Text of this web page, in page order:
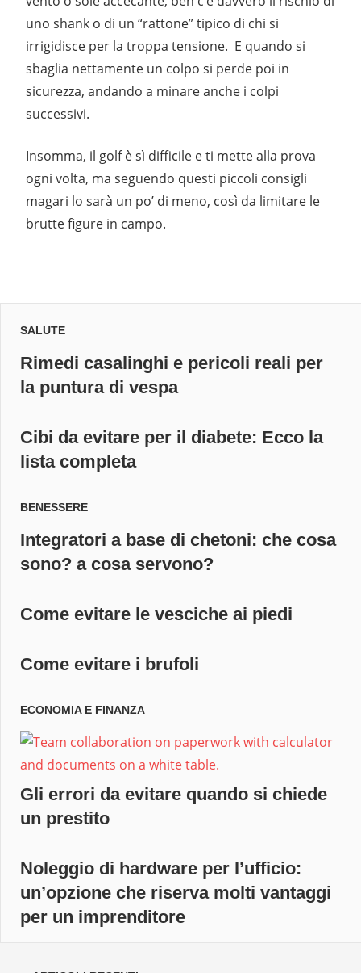
uno shank o di un “rattone” tipico di chi si
irrigidisce per la troppa tensione. E quando si
sbaglia nettamente un colpo si perde poi in
sicurezza, andando a minare anche i colpi
successivi.
Insomma, il golf è sì difficile e ti mette alla prova
ogni volta, ma seguendo questi piccoli consigli
magari lo sarà un po’ di meno, così da limitare le
brutte figure in campo.
SALUTE
Rimedi casalinghi e pericoli reali per
la puntura di vespa
Cibi da evitare per il diabete: Ecco la
lista completa
BENESSERE
Integratori a base di chetoni: che cosa
sono? a cosa servono?
Come evitare le vesciche ai piedi
Come evitare i brufoli
ECONOMIA E FINANZA
Gli errori da evitare quando si chiede
un prestito
Noleggio di hardware per l’ufficio:
un’opzione che riserva molti vantaggi
per un imprenditore